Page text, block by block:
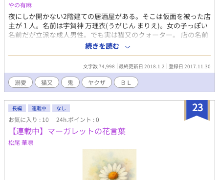
やの有麻
夜にしか開かない2階建ての居酒屋がある。そこは仮面を被った店
主が１人。名前は宇賀神 万理衣(うがじん まりえ)。女の子っぽい
名前だが立派な成人男性。でも実は猫又のクォーター。 店の名前
は「居酒屋・金糸梅」。 花の名前でキンシバイと読み、オトギリ
ソウ科、別名ヒペリカム。花言葉は「悲しみは続かない」とか
「魔除け」などの意味がある。 常連客がいる程よく繁盛してい
る。 ある雨の日、店の裏口に血と泥だらけの男が座り込んでい
た。 名前は西園寺 武寅(さいえんじ たけとら)。 このきっかけが自
分の人生を変えてしまうとは思いもよらずに・・・ ちょっとファ
ンタジーも含まれたＢＬ小説。 殆ど趣味で書いてますので更新不
定期です。 R１８には《》が題名に付きます。
続きを読む
文字数 74,998 最終更新日 2018.1.2 登録日 2017.11.30
溺愛 猫又 鬼 ヤクザ ＢＬ
23
長編 連載中 なし
お気に入り : 10 24h.ポイント : 0
【連載中】マーガレットの花言葉
松尾 華凛